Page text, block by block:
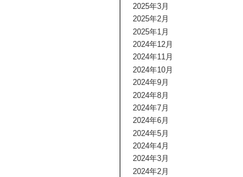
2025年3月
2025年2月
2025年1月
2024年12月
2024年11月
2024年10月
2024年9月
2024年8月
2024年7月
2024年6月
2024年5月
2024年4月
2024年3月
2024年2月